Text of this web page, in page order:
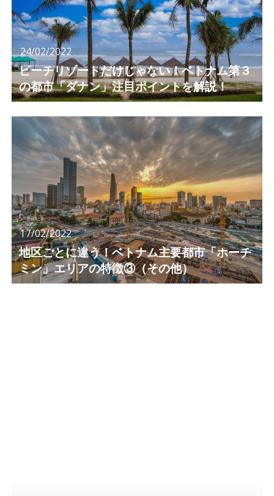
24/02/2022
ビーチリゾートだけじゃない！ベトナム第３
の都市「ダナン」注目ポイントを解説！
17/02/2022
地区ごとに違う！ベトナム主要都市「ホーチ
ミン」エリアの特徴③（その他）